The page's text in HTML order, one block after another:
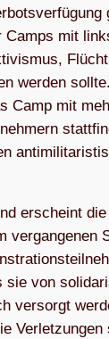
Camps mit
wer­den
Camp mit
erscheint
ver­gan­ge­nen
von
ver­sorgt
Ver­let­zun­gen